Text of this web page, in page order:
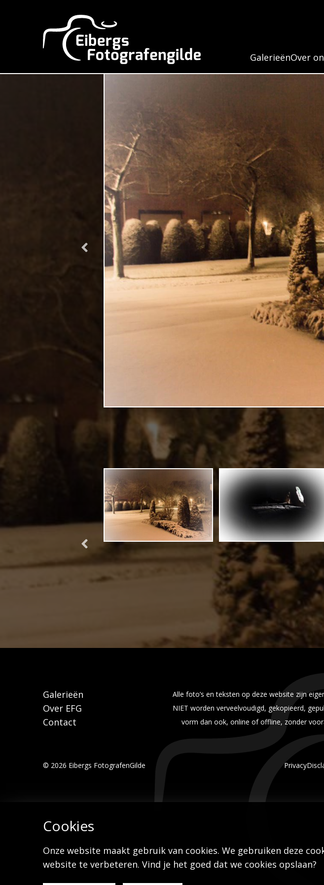
GalerieënOver
Galerieën
Over EFG
Contact
Alle foto’s en teksten op deze website zijn
NIET worden verveelvoudigd, gekopieerd,
vorm dan ook, online of offline, zonder
© 2026 Eibergs FotografenGilde Privacy
Cookies
Onze website maakt gebruik van cookies. We gebruiken deze
website te verbeteren. Vind je het goed dat we cookies opslaan?